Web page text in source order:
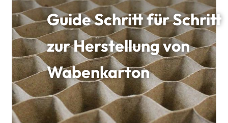
Guide Schritt für Schritt
zur Herstellung von
Wabenkarton